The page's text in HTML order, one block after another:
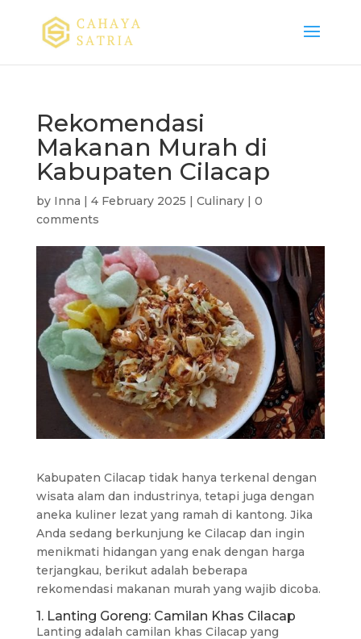
Rekomendasi
Makanan Murah di
Kabupaten Cilacap
by Inna | 4 February 2025 | Culinary| 0
comments
Kabupaten Cilacap tidak hanya terkenal dengan
wisata alam dan industrinya, tetapi juga dengan
aneka kuliner lezat yang ramah di kantong. Jika
Anda sedang berkunjung ke Cilacap dan ingin
menikmati hidangan yang enak dengan harga
terjangkau, berikut adalah beberapa
rekomendasi makanan murah yang wajib dicoba.
1. Lanting Goreng: Camilan Khas Cilacap
Lanting adalah camilan khas Cilacap yang